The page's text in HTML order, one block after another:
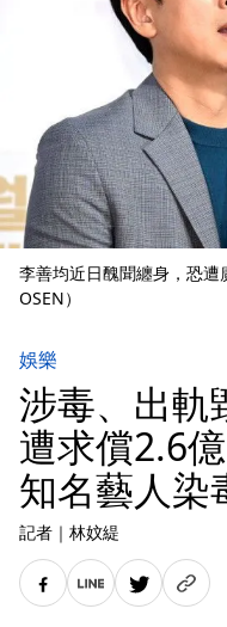
李善均近日醜聞纏身，恐
OSEN）
娛樂
涉毒、出軌
遭求償2.6
知名藝人染
記者 ｜ 林妏緹